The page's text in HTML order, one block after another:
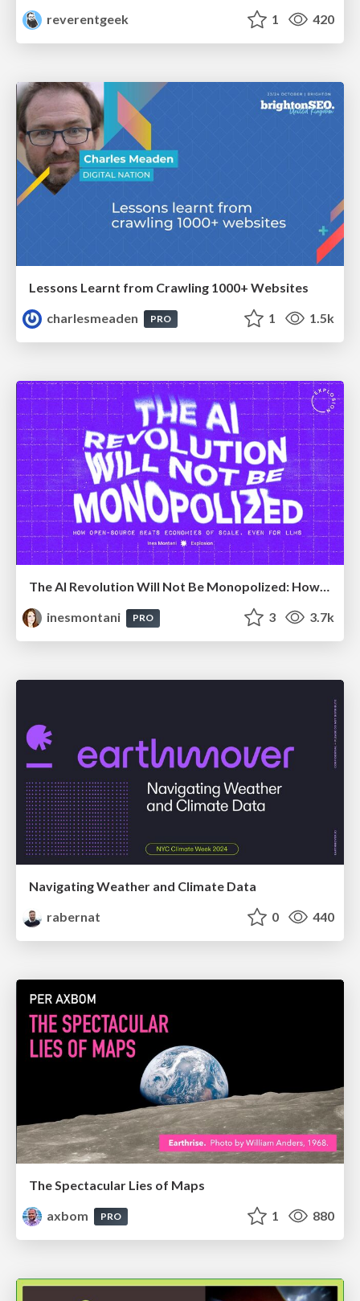
reverentgeek 1 420
Lessons Learnt from Crawling 1000+ Websites
charlesmeaden
PRO 1 1.5k
The AI Revolution Will Not Be Monopolized: How open-source beats economies of scale, even for LLMs
inesmontani
PRO 3 3.7k
Navigating Weather and Climate Data
rabernat
0 440
The Spectacular Lies of Maps
axbom
PRO 1 880